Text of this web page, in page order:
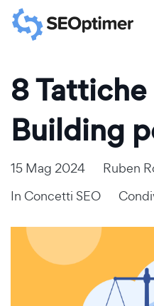
8
Building
15 Mag 2024
Ruben
In Concetti SEO